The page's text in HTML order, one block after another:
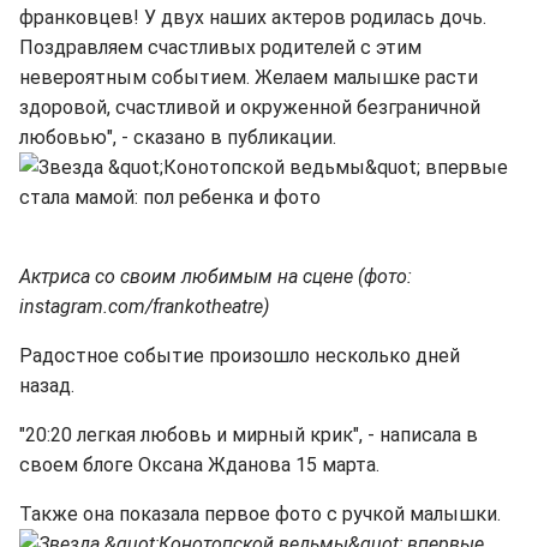
франковцев! У двух наших актеров родилась дочь.
Поздравляем счастливых родителей с этим
невероятным событием. Желаем малышке расти
здоровой, счастливой и окруженной безграничной
любовью", - сказано в публикации.
Актриса со своим любимым на сцене (фото:
instagram.com/frankotheatre)
Радостное событие произошло несколько дней
назад.
"20:20 легкая любовь и мирный крик", - написала в
своем блоге Оксана Жданова 15 марта.
Также она показала первое фото с ручкой малышки.